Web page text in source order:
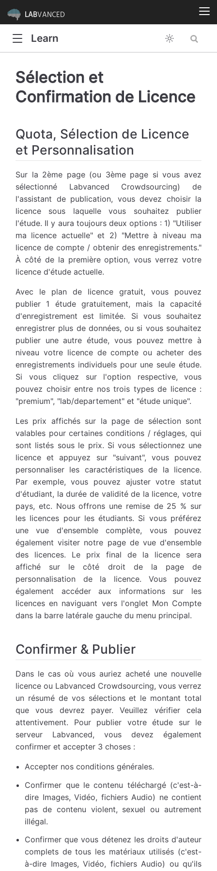
LABVANCED
Learn
Sélection et
Confirmation de Licence
Quota, Sélection de Licence
et Personnalisation
Sur la 2ème page (ou 3ème page si vous avez
sélectionné Labvanced Crowdsourcing) de
l'assistant de publication, vous devez choisir la
licence sous laquelle vous souhaitez publier
l'étude. Il y aura toujours deux options : 1) "Utiliser
ma licence actuelle" et 2) "Mettre à niveau ma
licence de compte / obtenir des enregistrements."
À côté de la première option, vous verrez votre
licence d'étude actuelle.
Avec le plan de licence gratuit, vous pouvez
publier 1 étude gratuitement, mais la capacité
d'enregistrement est limitée. Si vous souhaitez
enregistrer plus de données, ou si vous souhaitez
publier une autre étude, vous pouvez mettre à
niveau votre licence de compte ou acheter des
enregistrements individuels pour une seule étude.
Si vous cliquez sur l'option respective, vous
pouvez choisir entre nos trois types de licence :
"premium", "lab/departement" et "étude unique".
Les prix affichés sur la page de sélection sont
valables pour certaines conditions / réglages, qui
sont listés sous le prix. Si vous sélectionnez une
licence et appuyez sur "suivant", vous pouvez
personnaliser les caractéristiques de la licence.
Par exemple, vous pouvez ajuster votre statut
d'étudiant, la durée de validité de la licence, votre
pays, etc. Nous offrons une remise de 25 % sur
les licences pour les étudiants. Si vous préférez
une vue d'ensemble complète, vous pouvez
également visiter notre page de vue d'ensemble
des licences. Le prix final de la licence sera
affiché sur le côté droit de la page de
personnalisation de la licence. Vous pouvez
également accéder aux informations sur les
licences en naviguant vers l'onglet Mon Compte
dans la barre latérale gauche du menu principal.
Confirmer & Publier
Dans le cas où vous auriez acheté une nouvelle
licence ou Labvanced Crowdsourcing, vous verrez
un résumé de vos sélections et le montant total
que vous devrez payer. Veuillez vérifier cela
attentivement. Pour publier votre étude sur le
serveur Labvanced, vous devez également
confirmer et accepter 3 choses :
Accepter nos conditions générales.
Confirmer que le contenu téléchargé (c'est-à-
dire Images, Vidéo, fichiers Audio) ne contient
pas de contenu violent, sexuel ou autrement
illégal.
Confirmer que vous détenez les droits d'auteur
complets de tous les matériaux utilisés (c'est-
à-dire Images, Vidéo, fichiers Audio) ou qu'ils